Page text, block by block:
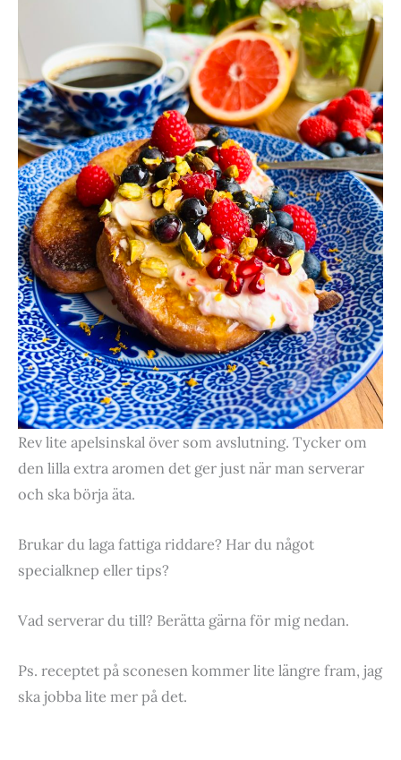
Rev lite apelsinskal över som avslutning. Tycker om
den lilla extra aromen det ger just när man serverar
och ska börja äta.
Brukar du laga fattiga riddare? Har du något
specialknep eller tips?
Vad serverar du till? Berätta gärna för mig nedan.
Ps. receptet på sconesen kommer lite längre fram, jag
ska jobba lite mer på det.